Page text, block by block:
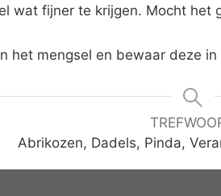
wat fijner te krijgen. Mocht het
het mengsel en bewaar deze
Abrikozen, Dadels, Pinda,